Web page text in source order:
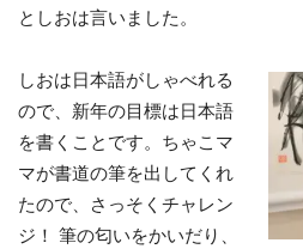
としおは言いました。
しおは日本語がしゃべれる
ので、新年の目標は日本語
を書くことです。ちゃこマ
マが書道の筆を出してくれ
たので、さっそくチャレン
ジ！ 筆の匂いをかいだり、